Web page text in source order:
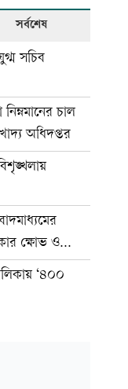
সর্বশেষ
সচিব
চাল
অধিদপ্তর
ক্ষোভ ও
‘৪০০